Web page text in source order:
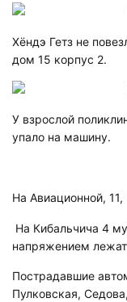
Хёндэ Гетз не
дом 15 корпус 2.
У взрослой
упало на машину.
На Авиационной,
На Кибальчича 4
напряжением
Пострадавшие
Пулковская,